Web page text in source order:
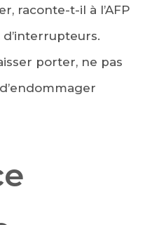
raconte-t-il à l’AFP
porter, ne pas